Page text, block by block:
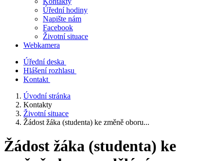
Úřední hodiny
Napište nám
Facebook
Životní situace
Webkamera
Úřední deska
Hlášení rozhlasu
Kontakt
Úvodní stránka
Kontakty
Životní situace
Žádost žáka (studenta) ke změně oboru...
Žádost žáka (studenta) ke